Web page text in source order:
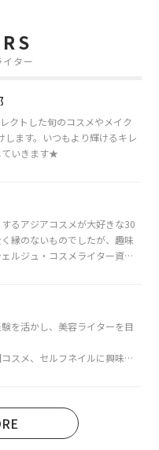
ター
クトした旬のコスメやメイク
ます。いつもより輝けるキレ
ていきます★
るアジアコスメが大好きな30
縁のないものでしたが、趣味
ルジュ・コスメライター資格
ージコンサルティングも行っ
を活かし、美容ライターを目
スメ、セルフネイルに興味が
。